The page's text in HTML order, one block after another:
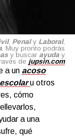
, Penal y Laboral,
. Muy pronto podrás
y buscar ayuda y
de jupsin.com
a un acoso
u otros
cómo
a una
qué